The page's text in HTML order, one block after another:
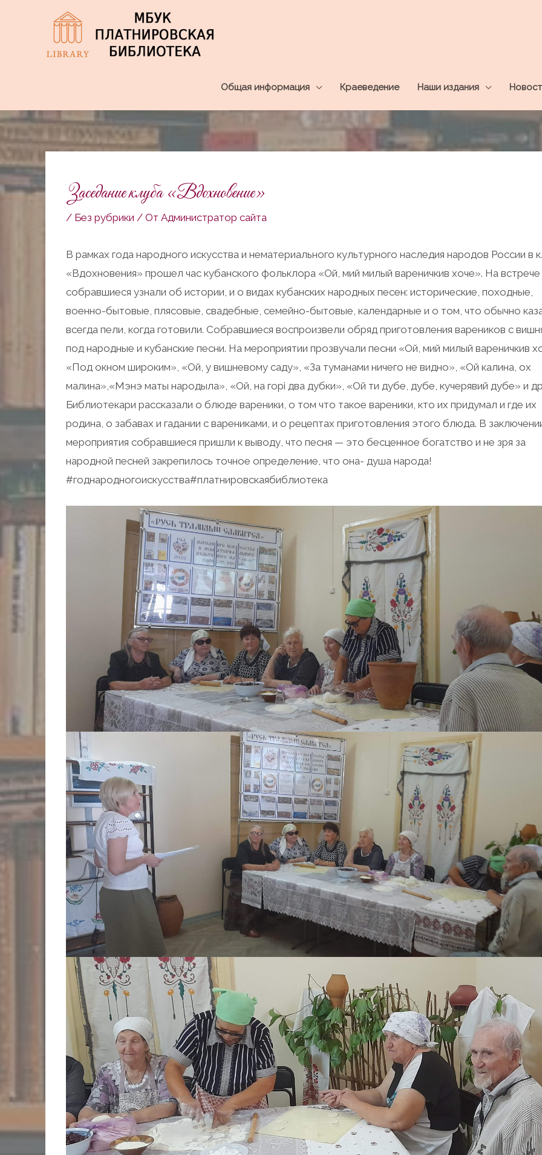
содержимому
Общая информация Краеведение Наши издания
Заседание клуба «Вдохновение»
/ Без рубрики / От Администратор сайта
В рамках года народного искусства и нематериального культурного наследия народов России в
«Вдохновения» прошел час кубанского фольклора «Ой, мий милый вареничкив хоче». На встрече
собравшиеся узнали об истории, и о видах кубанских народных песен: исторические, походные,
военно-бытовые, плясовые, свадебные, семейно-бытовые, календарные и о том, что обычно
всегда пели, когда готовили. Собравшиеся воспроизвели обряд приготовления вареников с
под народные и кубанские песни. На мероприятии прозвучали песни «Ой, мий милый вареничкив
«Под окном широким», «Ой, у вишневому саду», «За туманами ничего не видно», «Ой калина, ох
малина»,«Мэнэ маты народыла», «Ой, на горі два дубки», «Ой ти дубе, дубе, кучерявий дубе» и
Библиотекари рассказали о блюде вареники, о том что такое вареники, кто их придумал и где их
родина, о забавах и гадании с варениками, и о рецептах приготовления этого блюда. В
мероприятия собравшиеся пришли к выводу, что песня — это бесценное богатство и не зря за
народной песней закрепилось точное определение, что она- душа народа!
#годнародногоискусства#платнировскаябиблиотека
Навигация
записям